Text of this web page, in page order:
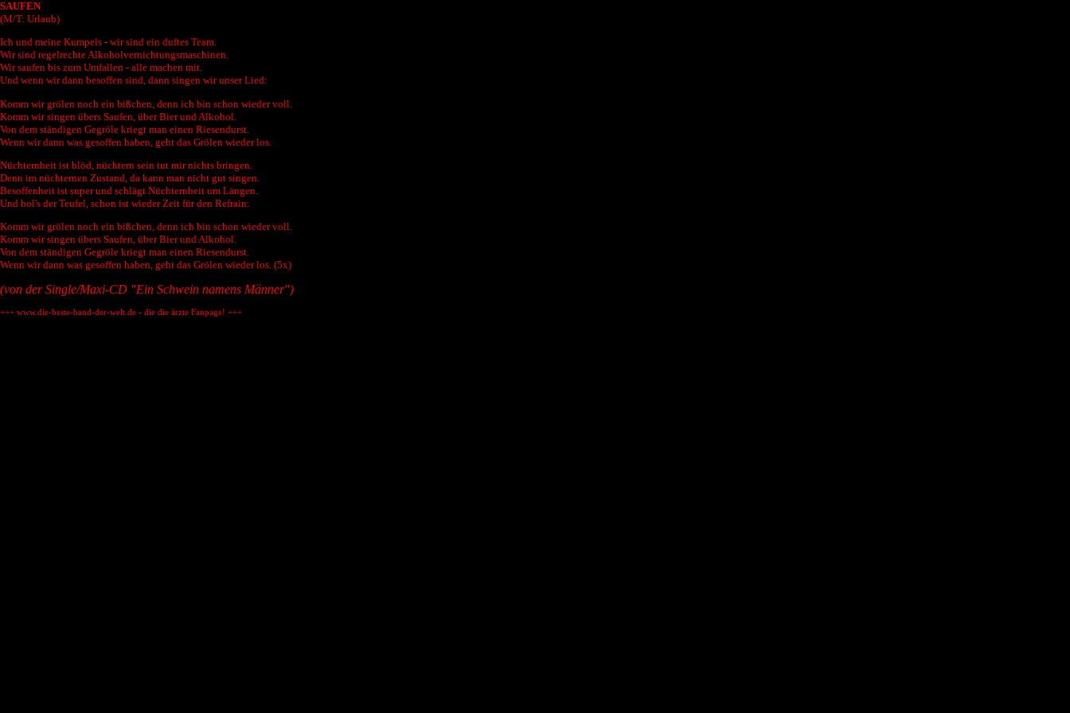
SAUFEN
(M/T: Urlaub)
Ich und meine Kumpels - wir sind ein duftes Team.
Wir sind regelrechte Alkoholvernichtungsmaschinen.
Wir saufen bis zum Umfallen - alle machen mit.
Und wenn wir dann besoffen sind, dann singen wir unser Lied:
Komm wir grölen noch ein bißchen, denn ich bin schon wieder voll.
Komm wir singen übers Saufen, über Bier und Alkohol.
Von dem ständigen Gegröle kriegt man einen Riesendurst.
Wenn wir dann was gesoffen haben, geht das Grölen wieder los.
Nüchternheit ist blöd, nüchtern sein tut mir nichts bringen.
Denn im nüchternen Zustand, da kann man nicht gut singen.
Besoffenheit ist super und schlägt Nüchternheit um Längen.
Und hol's der Teufel, schon ist wieder Zeit für den Refrain:
Komm wir grölen noch ein bißchen, denn ich bin schon wieder voll.
Komm wir singen übers Saufen, über Bier und Alkohol.
Von dem ständigen Gegröle kriegt man einen Riesendurst.
Wenn wir dann was gesoffen haben, geht das Grölen wieder los. (5x)
(von der Single/Maxi-CD "Ein Schwein namens Männer")
+++ www.die-beste-band-der-welt.de - die die ärzte Fanpage! +++